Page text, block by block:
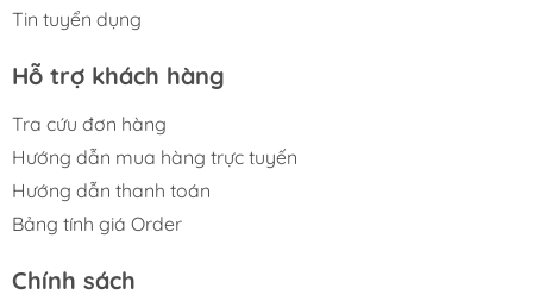
---
Tin tuyển dụng
Hỗ trợ khách hàng
Tra cứu đơn hàng
Hướng dẫn mua hàng trực tuyến
Hướng dẫn thanh toán
Bảng tính giá Order
Chính sách